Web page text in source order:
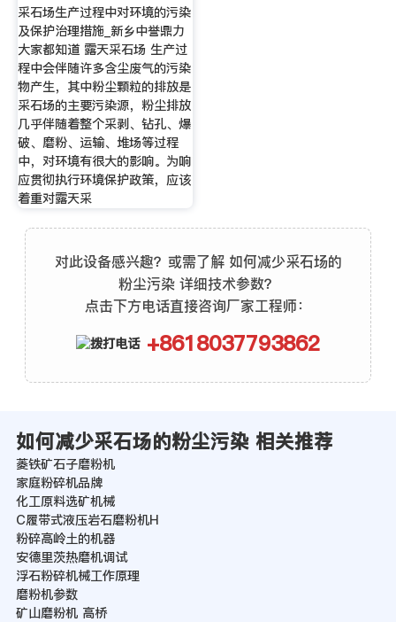
采石场生产过程中对环境的污染
及保护治理措施_新乡中誉鼎力
大家都知道 露天采石场 生产过
程中会伴随许多含尘废气的污染
物产生，其中粉尘颗粒的排放是
采石场的主要污染源，粉尘排放
几乎伴随着整个采剥、钻孔、爆
破、磨粉、运输、堆场等过程
中，对环境有很大的影响。为响
应贯彻执行环境保护政策，应该
着重对露天采
对此设备感兴趣？或需了解 如何减少采石场的
粉尘污染 详细技术参数？
点击下方电话直接咨询厂家工程师：
+8618037793862
如何减少采石场的粉尘污染 相关推荐
菱铁矿石子磨粉机
家庭粉碎机品牌
化工原料选矿机械
C履带式液压岩石磨粉机H
粉碎高岭土的机器
安德里茨热磨机调试
浮石粉碎机械工作原理
磨粉机参数
矿山磨粉机 高桥